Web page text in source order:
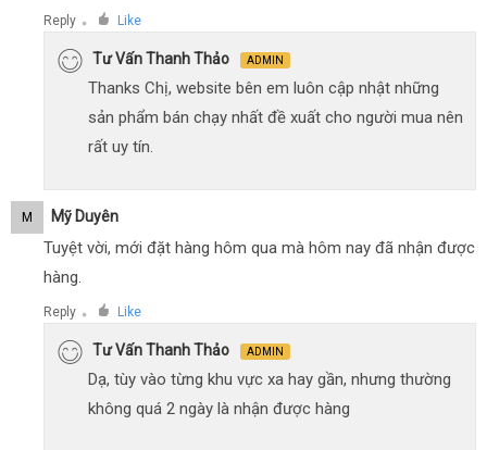
Reply ● Like
Tư Vấn Thanh Thảo ADMIN
Thanks Chị, website bên em luôn cập nhật những
sản phẩm bán chạy nhất đề xuất cho người mua nên
rất uy tín.
M Mỹ Duyên
Tuyệt vời, mới đặt hàng hôm qua mà hôm nay đã nhận được
hàng.
Reply ● Like
Tư Vấn Thanh Thảo ADMIN
Dạ, tùy vào từng khu vực xa hay gần, nhưng thường
không quá 2 ngày là nhận được hàng